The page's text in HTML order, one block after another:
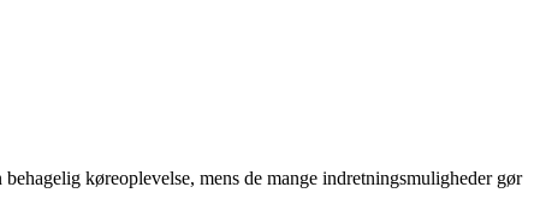
køreoplevelse, mens de mange indretningsmuligheder gør